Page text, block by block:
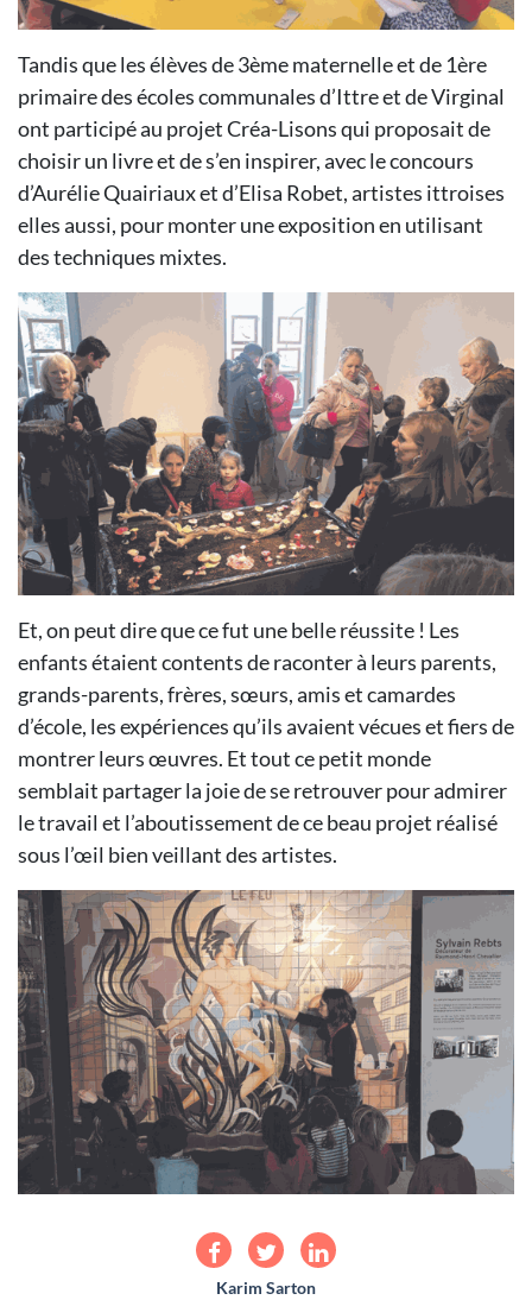
Tandis que les élèves de 3ème maternelle et de 1ère
primaire des écoles communales d’Ittre et de Virginal
ont participé au projet Créa-Lisons qui proposait de
choisir un livre et de s’en inspirer, avec le concours
d’Aurélie Quairiaux et d’Elisa Robet, artistes ittroises
elles aussi, pour monter une exposition en utilisant
des techniques mixtes.
Et, on peut dire que ce fut une belle réussite ! Les
enfants étaient contents de raconter à leurs parents,
grands-parents, frères, sœurs, amis et camardes
d’école, les expériences qu’ils avaient vécues et fiers de
montrer leurs œuvres. Et tout ce petit monde
semblait partager la joie de se retrouver pour admirer
le travail et l’aboutissement de ce beau projet réalisé
sous l’œil bien veillant des artistes.
Karim Sarton